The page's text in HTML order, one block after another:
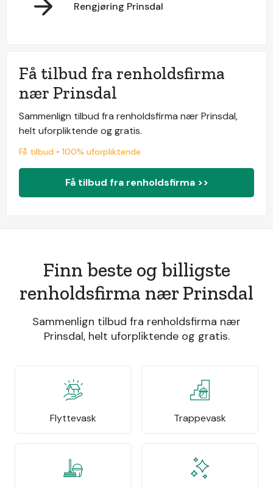
Rengjøring Prinsdal
Få tilbud fra renholdsfirma
nær Prinsdal
Sammenlign tilbud fra renholdsfirma nær Prinsdal,
helt uforpliktende og gratis.
Få tilbud • 100% uforpliktende
Få tilbud fra renholdsfirma >>
Finn beste og billigste
renholdsfirma nær Prinsdal
Sammenlign tilbud fra renholdsfirma nær
Prinsdal, helt uforpliktende og gratis.
Flyttevask Trappevask